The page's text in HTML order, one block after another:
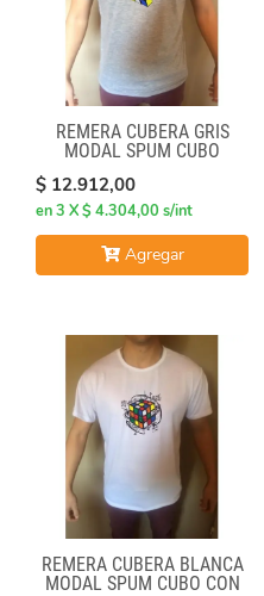
REMERA CUBERA GRIS
MODAL SPUM CUBO
$ 12.912,00
en 3 X $ 4.304,00 s/int
Agregar
REMERA CUBERA BLANCA
MODAL SPUM CUBO CON